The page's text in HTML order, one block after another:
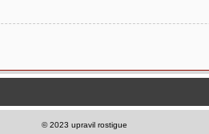
©2023 upravil rostigue